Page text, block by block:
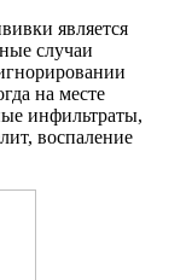
является
случаи
на месте
инфильтраты,
воспаление